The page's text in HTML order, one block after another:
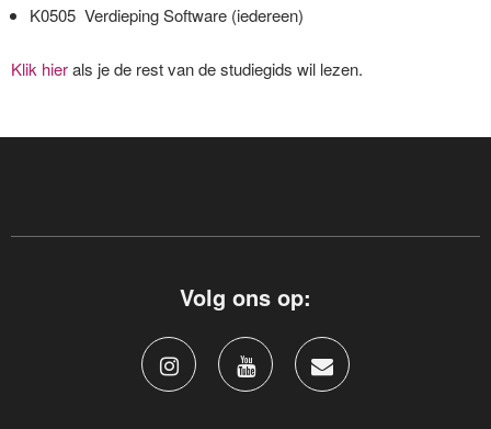
K0505 Verdieping Software (iedereen)
Klik hierals je de rest van de studiegids wil lezen.
Volg ons op: